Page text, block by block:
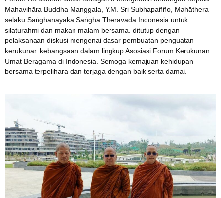
Mahavihāra Buddha Manggala, Y.M. Sri Subhapañño, Mahāthera
selaku Saṅghanāyaka Saṅgha Theravāda Indonesia untuk
silaturahmi dan makan malam bersama, ditutup dengan
pelaksanaan diskusi mengenai dasar pembuatan penguatan
kerukunan kebangsaan dalam lingkup Asosiasi Forum Kerukunan
Umat Beragama di Indonesia. Semoga kemajuan kehidupan
bersama terpelihara dan terjaga dengan baik serta damai.